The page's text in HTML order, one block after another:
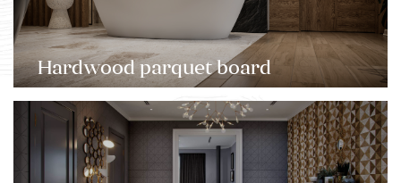
Hardwood parquet board